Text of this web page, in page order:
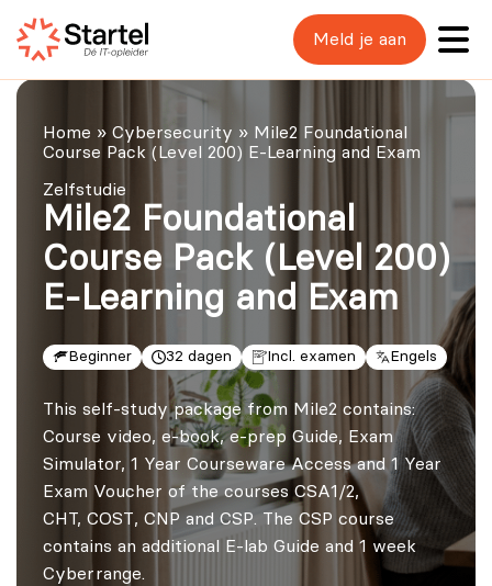
Meld je aan
Home » Cybersecurity » Mile2 Foundational
Course Pack (Level 200) E-Learning and Exam
Zelfstudie
Mile2 Foundational
Course Pack (Level 200)
E-Learning and Exam
Beginner 32 dagen Incl. examen Engels
This self-study package from Mile2 contains:
Course video, e-book, e-prep Guide, Exam
Simulator, 1 Year Courseware Access and 1 Year
Exam Voucher of the courses CSA1/2,
CHT, COST, CNP and CSP. The CSP course
contains an additional E-lab Guide and 1 week
Cyberrange.